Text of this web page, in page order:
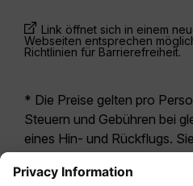
Link öffnet sich in einem
Webseiten entsprechen
Richtlinien für Barrierefreiheit.
* Die Preise gelten pro
Steuern und Gebühren bei
eines Hin- und Rückflugs.
letzten 24 Stunden
möglicherweise nicht mehr